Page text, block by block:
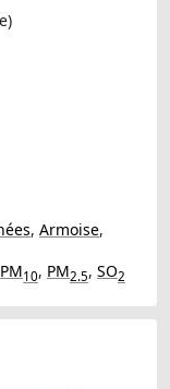
, Armoise,
PM10, PM2.5, SO2